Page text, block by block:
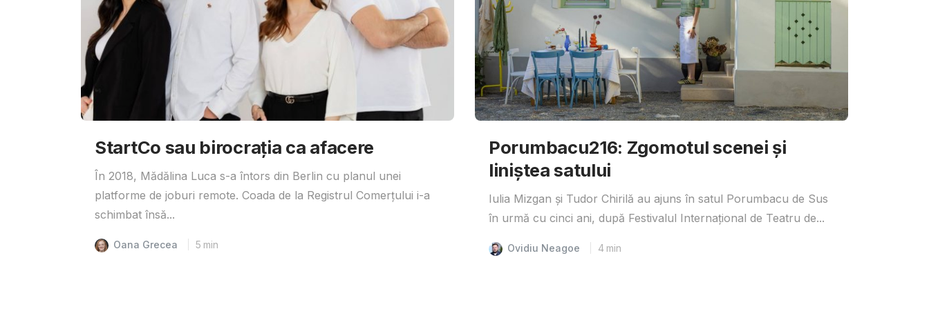
StartCo sau birocrația ca afacere
În 2018, Mădălina Luca s-a întors din Berlin cu planul unei
platforme de joburi remote. Coada de la Registrul Comerțului i-a
schimbat însă...
Oana Grecea 5 min
Porumbacu216: Zgomotul scenei și
liniștea satului
Iulia Mizgan și Tudor Chirilă au ajuns în satul Porumbacu de Sus
în urmă cu cinci ani, după Festivalul Internațional de Teatru de...
Ovidiu Neagoe 4 min